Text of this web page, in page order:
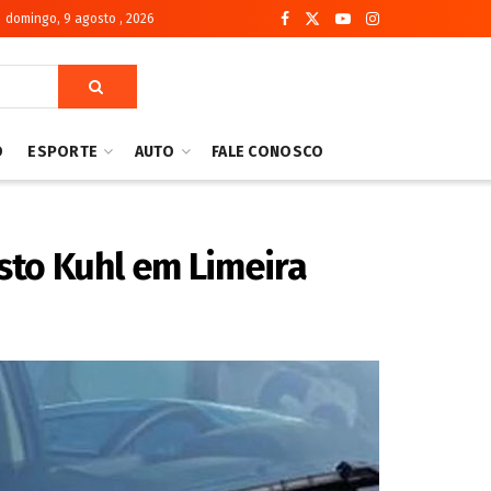
domingo, 9 agosto , 2026
ESPORTE AUTO FALE CONOSCO
Kuhl em Limeira